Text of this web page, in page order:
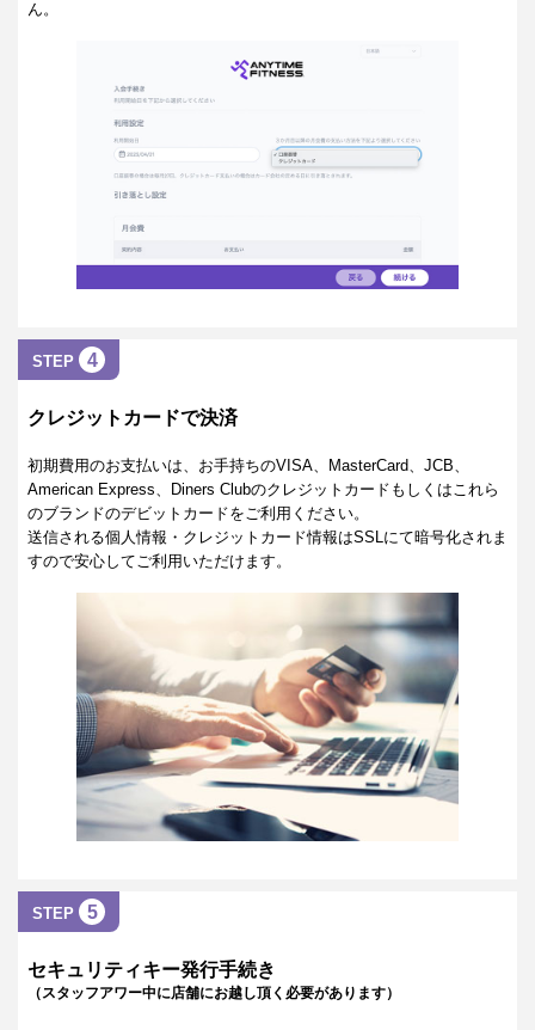
ん。
STEP 4
クレジットカードで決済
初期費用のお支払いは、お手持ちのVISA、MasterCard、JCB、
American Express、Diners Clubのクレジットカードもしくはこれら
のブランドのデビットカードをご利用ください。
送信される個人情報・クレジットカード情報はSSLにて暗号化されま
すので安心してご利用いただけます。
STEP 5
セキュリティキー発行手続き
（スタッフアワー中に店舗にお越し頂く必要があります）